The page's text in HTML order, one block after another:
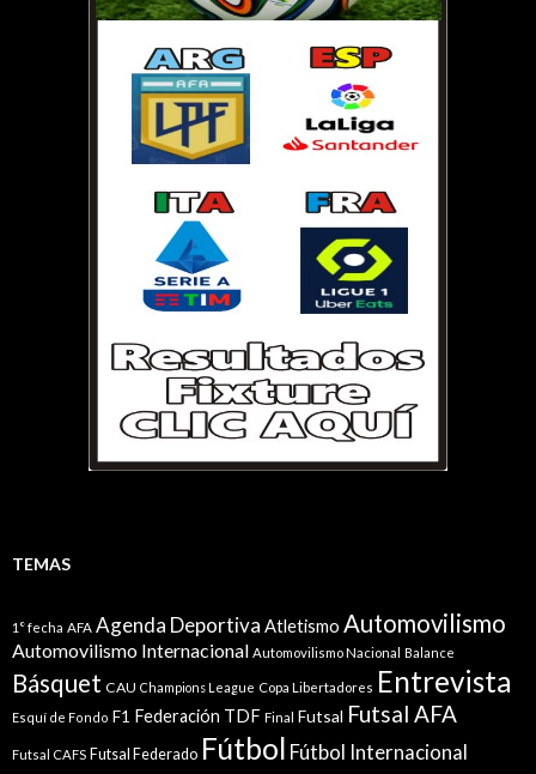
TEMAS
1° fecha AFA Agenda Deportiva Atletismo Automovilismo
Automovilismo Internacional Automovilismo Nacional Balance
Básquet CAU Champions League Copa Libertadores Entrevista
Esquí de Fondo F1 Federación TDF Final Futsal Futsal AFA
Futsal CAFS Futsal Federado Fútbol Fútbol Internacional